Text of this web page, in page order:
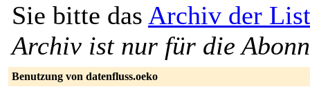
Sie bitte das Archiv der
Archiv ist nur für die
Benutzung von datenfluss.oeko